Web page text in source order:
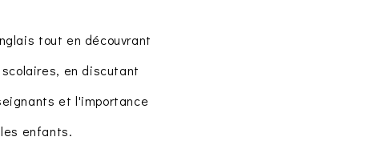
tout en découvrant
en discutant
et l'importance
enfants.